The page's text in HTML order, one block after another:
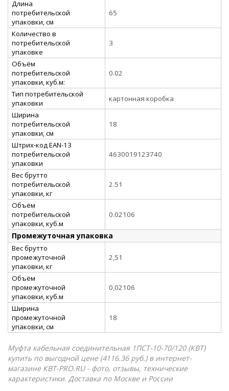
Длина
потребительской
упаковки, см
65
Количество в
потребительской
упаковке
3
Объём
потребительской
упаковки, куб.м:
0.02
Тип потребительской
упаковки
картонная коробка
Ширина
потребительской
упаковки, см
18
Штрих-код EAN-13
потребительской
упаковки
4630019123740
Вес брутто
потребительской
упаковки, кг
2.51
Объём
потребительской
упаковки, куб.м
0.02106
Промежуточная упаковка
Вес брутто
промежуточной
упаковки, кг
2,51
Объём
промежуточной
упаковки, куб.м
0,02106
Ширина
промежуточной
упаковки, см
18
Муфта кабельная соединительная 1ПСТ-10-70/120 (КВТ)
купить по выгодной цене (4116.36 руб.) в интернет-
магазине КВТ-PRO.RU - фото, отзывы, технические
характеристики. Доставка по Москве и России